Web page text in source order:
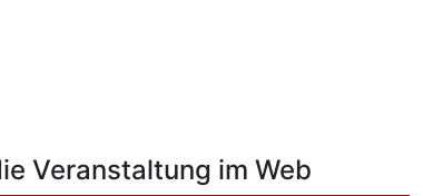
Veranstaltung im Web